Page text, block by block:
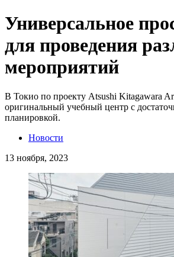
Универсальное
для проведения
мероприятий
В Токио по проекту Atsushi Kitagawara
оригинальный учебный центр с
планировкой.
Новости
13 ноября, 2023